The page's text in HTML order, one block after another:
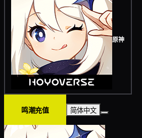
原神
鸣潮充值 简体中文